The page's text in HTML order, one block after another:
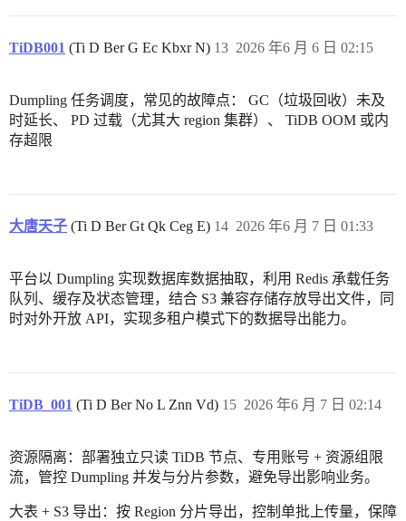
TiDB001 (Ti D Ber G Ec Kbxr N) 2026 年6 月 6 日 02:15
13
Dumpling 任务调度，常见的故障点： GC（垃圾回收）未及
时延长、 PD 过载（尤其大 region 集群）、 TiDB OOM 或内
存超限
大唐天子 (Ti D Ber Gt Qk Ceg E) 2026 年6 月 7 日 01:33
14
平台以 Dumpling 实现数据库数据抽取，利用 Redis 承载任务
队列、缓存及状态管理，结合 S3 兼容存储存放导出文件，同
时对外开放 API，实现多租户模式下的数据导出能力。
TiDB_001 (Ti D Ber No L Znn Vd) 2026 年6 月 7 日 02:14
15
资源隔离：部署独立只读 TiDB 节点、专用账号 + 资源组限
流，管控 Dumpling 并发与分片参数，避免导出影响业务。
大表 + S3 导出：按 Region 分片导出，控制单批上传量，保障